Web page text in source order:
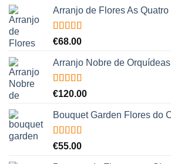
Arranjo de Flores As
Avaliação
€68.00
Arranjo Nobre de
Avaliação
€120.00
Bouquet Garden Flores do
Avaliação
€55.00